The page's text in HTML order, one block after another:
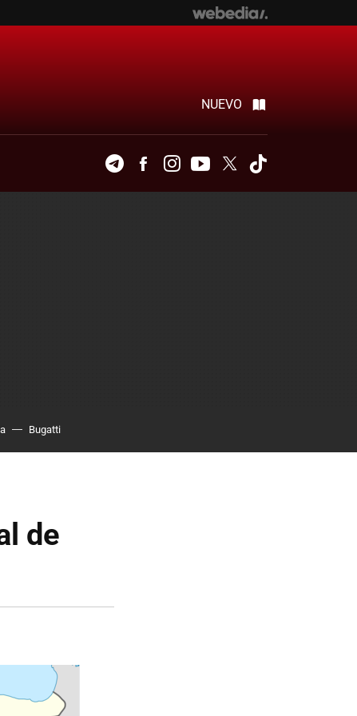
NUEVO
TelegramFacebookInstagramYoutubeTwitter
Bugatti
de